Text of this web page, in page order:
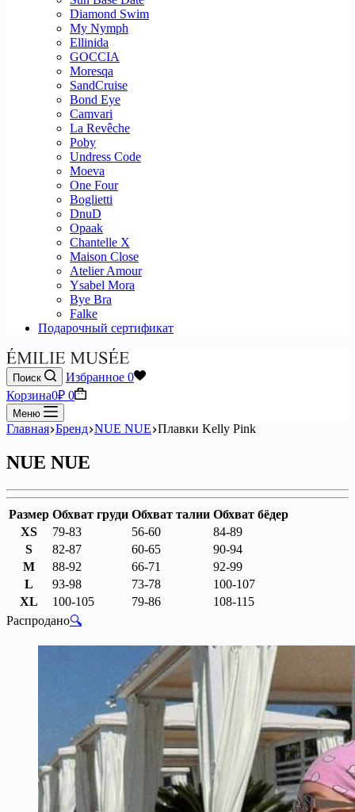
Diamond Swim
My Nymph
Ellinida
GOCCIA
Moresqa
SandCruise
Bond Eye
Camvari
La Revêche
Poby
Undress Code
Moeva
One Four
Boglietti
DnuD
Opaak
Chantelle X
Maison Close
Atelier Amour
Ysabel Mora
Bye Bra
Falke
Подарочный сертификат
Поиск Избранное 0
Корзина0₽ 0
Меню
Главная Бренд NUE NUE Плавки Kelly Pink
NUE NUE
Размер Обхват груди Обхват талии Обхват бёдер
XS
79-83 56-60
84-89
S
82-87 60-65
90-94
M
88-92 66-71
92-99
L
93-98 73-78
100-107
XL
100-105 79-86
108-115
Распродано🔍